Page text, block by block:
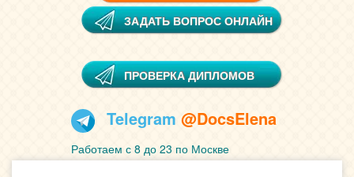
ЗАДАТЬ ВОПРОС ОНЛАЙН
ПРОВЕРКА ДИПЛОМОВ
Telegram @DocsElena
Работаем с 8 до 23 по Москве